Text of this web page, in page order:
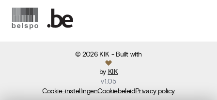
©2026 KIK - Built with
by KIK
v1.05
Cookie-instellingenCookiebeleidPrivacy policy